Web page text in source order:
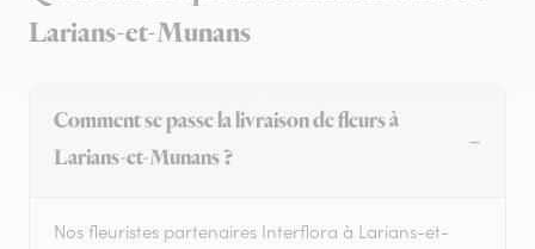
Larians-et-Munans
Comment se passe la livraison de fleurs à
Larians-et-Munans ?
Nos fleuristes partenaires Interflora à Larians-et-